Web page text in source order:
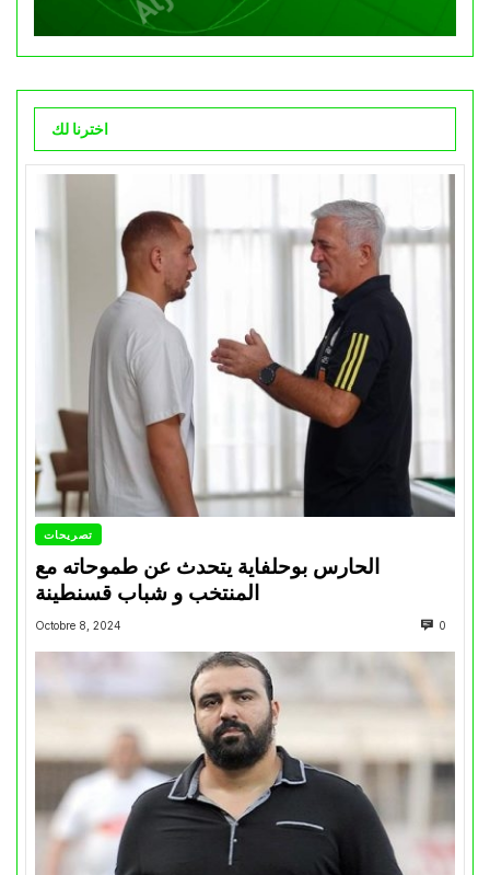
اخترنا لك
تصريحات
الحارس بوحلفاية يتحدث عن طموحاته مع
المنتخب و شباب قسنطينة
Octobre 8, 2024 0